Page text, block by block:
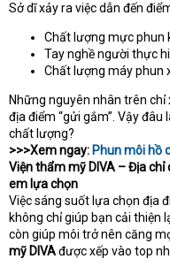
Sở dĩ xảy ra việc dẫn đến
Chất lượng mực phun
Tay nghề người thực
Chất lượng máy phun
Những nguyên nhân trên
địa điểm “gửi gắm”. Vậy đâu
chất lượng?
>>>Xem ngay: Phun môi hồ
Viện thẩm mỹ DIVA – Địa
em lựa chọn
Việc sáng suốt lựa chọn địa
không chỉ giúp bạn cải thiện
còn giúp môi trở nên căng
mỹ DIVAđược xếp vào top